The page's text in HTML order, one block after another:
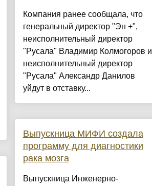
Компания ранее сообщала, что
генеральный директор "Эн +",
неисполнительный директор
"Русала" Владимир Колмогоров и
неисполнительный директор
"Русала" Александр Данилов
уйдут в отставку...
Выпускница МИФИ создала
программу для диагностики
рака мозга
Выпускница Инженерно-